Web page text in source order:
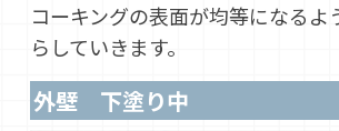
コーキングの表面が均等になるよ
らしていきます。
外壁 下塗り中